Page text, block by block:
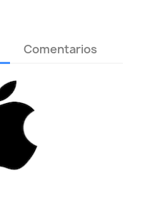
Comentarios